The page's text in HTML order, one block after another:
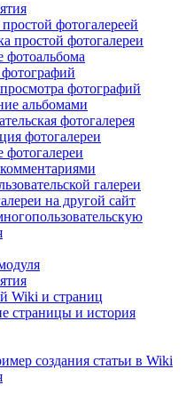
фотогалереей
простой фотогалереи
фотоальбома
фотографий
фотографий
альбомами
фотогалерея
фотогалереи
фотогалереи
галереи
на другой сайт
Wiki и страниц
страницы и история
создания статьи в Wiki